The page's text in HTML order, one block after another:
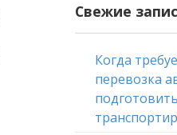
Свежие
Когда
перевозка